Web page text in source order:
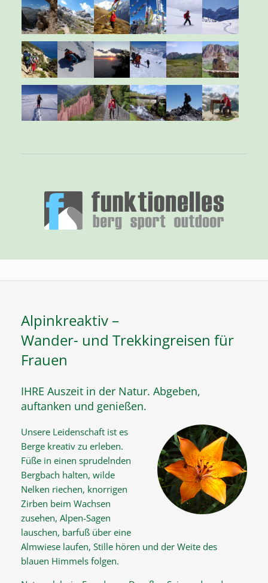
Alpinkreaktiv –
Wander- und Trekkingreisen für
Frauen
IHRE Auszeit in der Natur. Abgeben,
auftanken und genießen.
Unsere Leidenschaft ist es
Berge kreativ zu erleben.
Füße in einen sprudelnden
Bergbach halten, wilde
Nelken riechen, knorrigen
Zirben beim Wachsen
zusehen, Alpen-Sagen
lauschen, barfuß über eine
Almwiese laufen, Stille hören und der Weite des
blauen Himmels folgen.